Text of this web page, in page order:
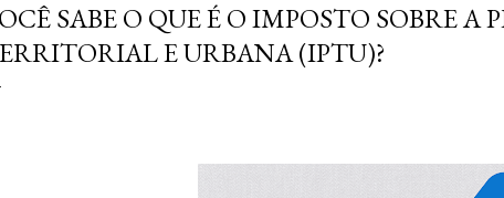
SABE O QUE É O IMPOSTO SOBRE A
E URBANA (IPTU)?